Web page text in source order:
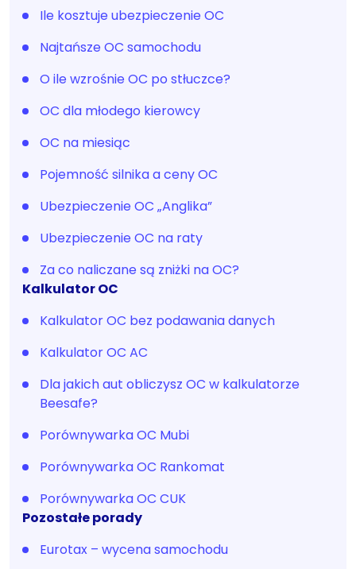
Ile kosztuje ubezpieczenie OC
Najtańsze OC samochodu
O ile wzrośnie OC po stłuczce?
OC dla młodego kierowcy
OC na miesiąc
Pojemność silnika a ceny OC
Ubezpieczenie OC „Anglika”
Ubezpieczenie OC na raty
Za co naliczane są zniżki na OC?
Kalkulator OC
Kalkulator OC bez podawania danych
Kalkulator OC AC
Dla jakich aut obliczysz OC w kalkulatorze
Beesafe?
Porównywarka OC Mubi
Porównywarka OC Rankomat
Porównywarka OC CUK
Pozostałe porady
Eurotax – wycena samochodu